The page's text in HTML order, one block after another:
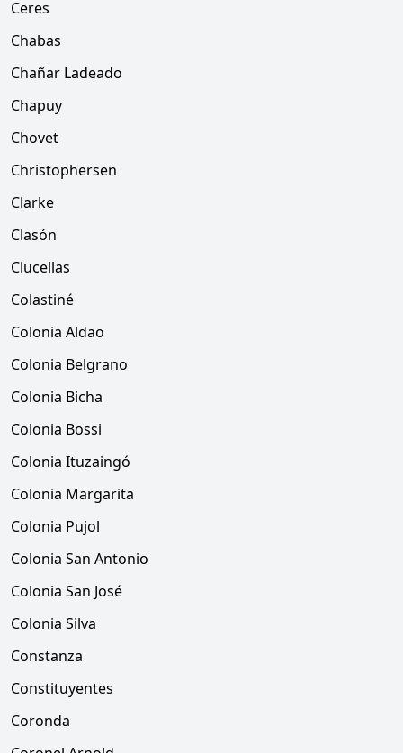
Ceres
Chabas
Chañar Ladeado
Chapuy
Chovet
Christophersen
Clarke
Clasón
Clucellas
Colastiné
Colonia Aldao
Colonia Belgrano
Colonia Bicha
Colonia Bossi
Colonia Ituzaingó
Colonia Margarita
Colonia Pujol
Colonia San Antonio
Colonia San José
Colonia Silva
Constanza
Constituyentes
Coronda